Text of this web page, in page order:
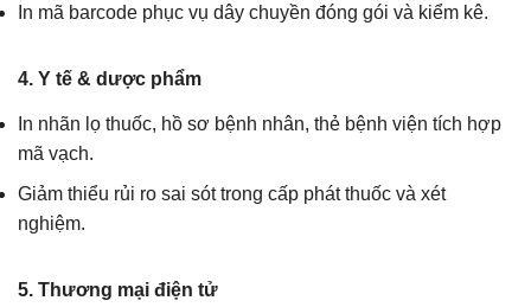
In mã barcode phục vụ dây chuyền đóng gói và kiểm kê.
4. Y tế & dược phẩm
In nhãn lọ thuốc, hồ sơ bệnh nhân, thẻ bệnh viện tích hợp
mã vạch.
Giảm thiểu rủi ro sai sót trong cấp phát thuốc và xét
nghiệm.
5. Thương mại điện tử